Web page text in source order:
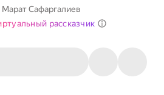
Марат Сафаргалиев
рассказчик